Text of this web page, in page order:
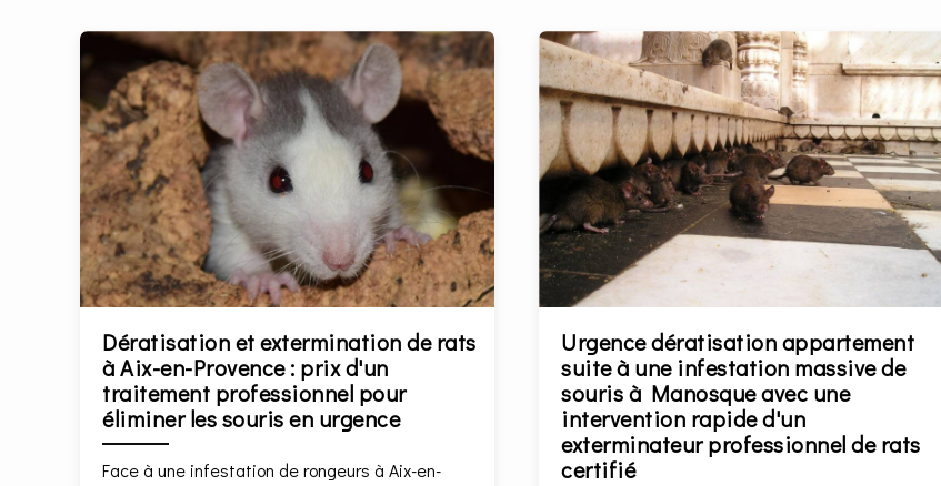
Dératisation et extermination de rats
à Aix-en-Provence : prix d'un
traitement professionnel pour
éliminer les souris en urgence
Face à une infestation de rongeurs à Aix-en-
Urgence dératisation appartement
suite à une infestation massive de
souris à Manosque avec une
intervention rapide d'un
exterminateur professionnel de rats
certifié